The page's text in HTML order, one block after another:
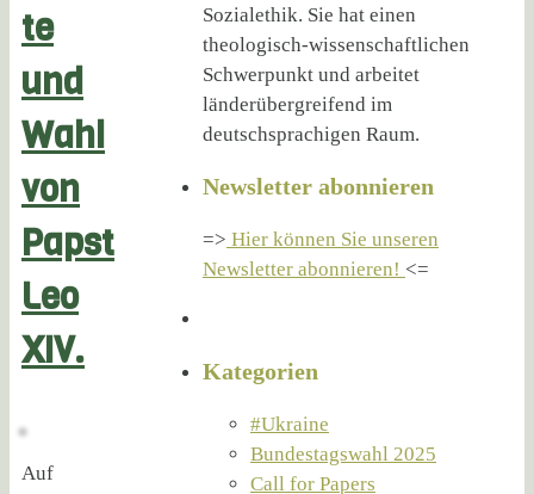
te
und
Wahl
von
Papst
Leo
XIV.
Auf
Sozialethik. Sie hat einen
theologisch-wissenschaftlichen
Schwerpunkt und arbeitet
länderübergreifend im
deutschsprachigen Raum.
Newsletter abonnieren
=> Hier können Sie unseren
Newsletter abonnieren! <=
Kategorien
#Ukraine
Bundestagswahl 2025
Call for Papers